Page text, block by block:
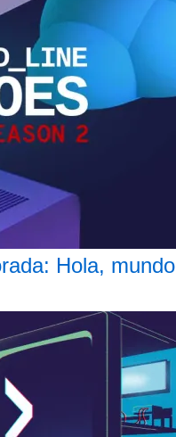
Hola, mundo